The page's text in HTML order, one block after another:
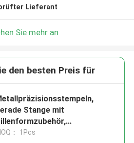
Lieferant
Sie mehr an
den besten Preis für
Stange mit
： 1Pcs